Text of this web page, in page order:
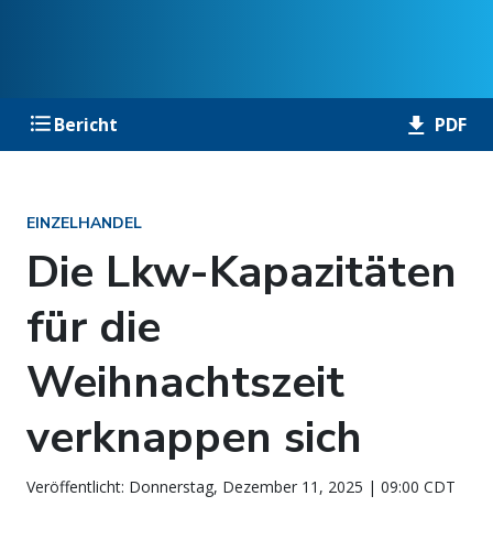
Bericht PDF
EINZELHANDEL
Die Lkw-Kapazitäten
für die
Weihnachtszeit
verknappen sich
Veröffentlicht: Donnerstag, Dezember 11, 2025 | 09:00 CDT